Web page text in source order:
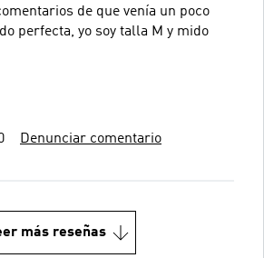
de que venía un poco
perfecta, yo soy talla M y mido
Denunciar comentario
más reseñas